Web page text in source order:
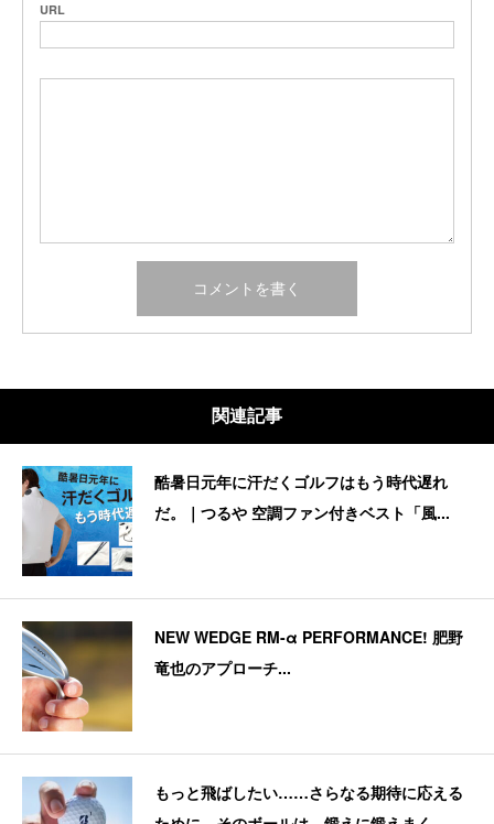
URL
関連記事
酷暑日元年に汗だくゴルフはもう時代遅れ
だ。｜つるや 空調ファン付きベスト「風...
NEW WEDGE RM-α PERFORMANCE! 肥野
竜也のアプローチ...
もっと飛ばしたい……さらなる期待に応える